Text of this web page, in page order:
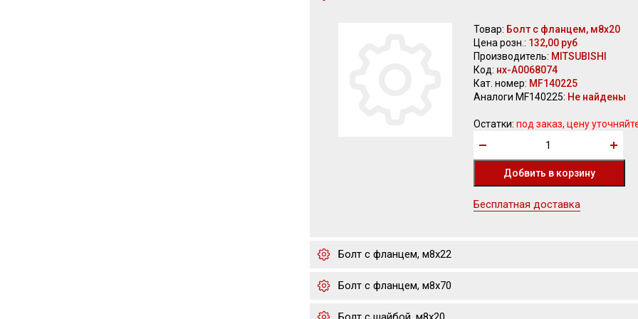
Товар: Болт с фланцем, м8х20
Цена розн.: 132,00 руб
Производитель: MITSUBISHI
Код: нх-А0068074
Кат. номер: MF140225
Аналоги MF140225: Не найдены
Остатки: под заказ, цену
Бесплатная доставка
Болт с фланцем, м8х22
Болт с фланцем, м8х70